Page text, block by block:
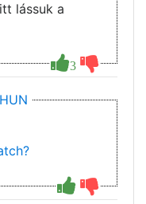
3
lássuk a